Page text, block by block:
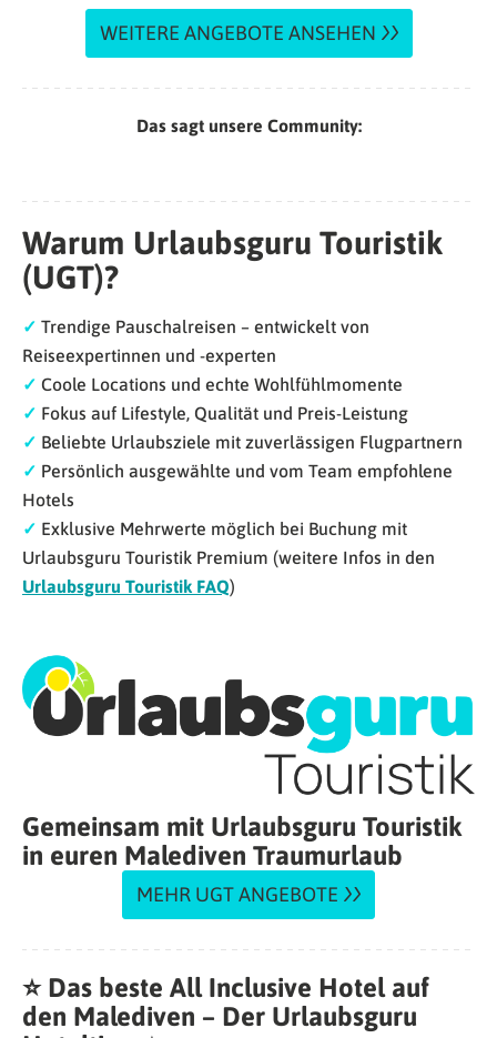
WEITERE ANGEBOTE ANSEHEN
Das sagt unsere Community:
Warum Urlaubsguru Touristik
(UGT)?
✓ Trendige Pauschalreisen – entwickelt von
Reiseexpertinnen und -experten
✓ Coole Locations und echte Wohlfühlmomente
✓ Fokus auf Lifestyle, Qualität und Preis-Leistung
✓ Beliebte Urlaubsziele mit zuverlässigen Flugpartnern
✓ Persönlich ausgewählte und vom Team empfohlene
Hotels
✓ Exklusive Mehrwerte möglich bei Buchung mit
Urlaubsguru Touristik Premium (weitere Infos in den
Urlaubsguru Touristik FAQ)
Gemeinsam mit Urlaubsguru Touristik
in euren Malediven Traumurlaub
MEHR UGT ANGEBOTE
⭐ Das beste All Inclusive Hotel auf
den Malediven – Der Urlaubsguru